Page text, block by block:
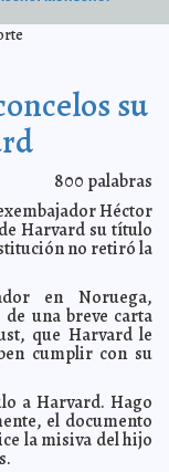
a la inversión
Rumanía
A7
familia del
en México
Mari
Legionarios de Cristo
de Guanajuato A7
del Banco
Mari Tere Menéndez
Tere Menéndez Monforte
su peso en oro
su
800 palabras
Héctor
Harvard su título
no retiró la
en Noruega,
una breve carta
que Harvard le
cumplir con su
a Harvard. Hago
el documento
la misiva del hijo